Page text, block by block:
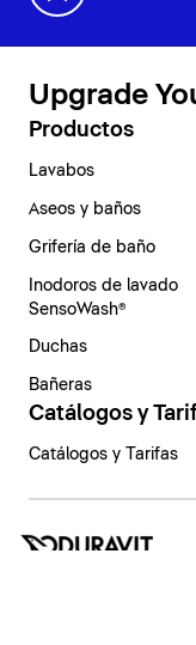
Upgrade
Productos
Lavabos
Aseos y baños
Grifería de baño
Inodoros de lavado
SensoWash®
Duchas
Bañeras
Catálogos y
Catálogos y Tarifas